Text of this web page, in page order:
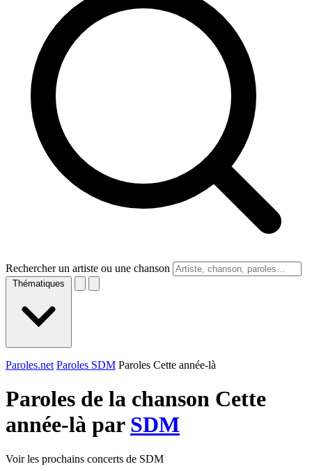
Rechercher un artiste ou une chanson
Thématiques
Paroles.net Paroles SDM Paroles Cette année-là
Paroles de la chanson Cette
année-là par SDM
Voir les prochains concerts de SDM